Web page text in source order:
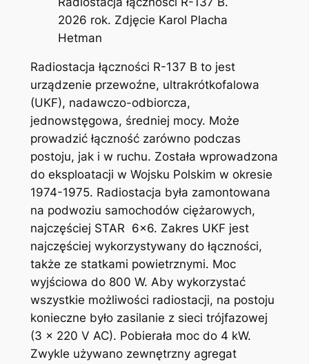
2026 rok. Zdjęcie Karol Placha
Hetman
Radiostacja łączności R-137 B to jest
urządzenie przewoźne, ultrakrótkofalowa
(UKF), nadawczo-odbiorcza,
jednowstęgowa, średniej mocy. Może
prowadzić łączność zarówno podczas
postoju, jak i w ruchu. Została wprowadzona
do eksploatacji w Wojsku Polskim w okresie
1974-1975. Radiostacja była zamontowana
na podwoziu samochodów ciężarowych,
najczęściej STAR 6×6. Zakres UKF jest
najczęściej wykorzystywany do łączności,
także ze statkami powietrznymi. Moc
wyjściowa do 800 W. Aby wykorzystać
wszystkie możliwości radiostacji, na postoju
konieczne było zasilanie z sieci trójfazowej
(3 x 220 V AC). Pobierała moc do 4 kW.
Zwykle używano zewnętrzny agregat